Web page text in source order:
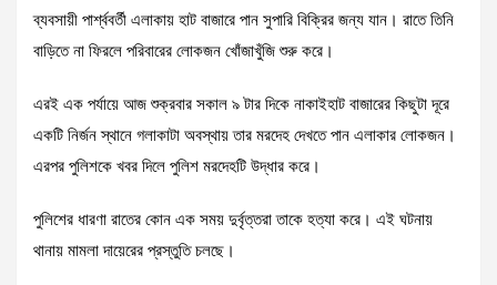
ব্যবসায়ী পার্শ্ববর্তী এলাকায় হাট বাজারে পান সুপারি বিক্রির জন্য যান। রাতে তিনি
বাড়িতে না ফিরলে পরিবারের লোকজন খোঁজাখুঁজি শুরু করে।
এরই এক পর্যায়ে আজ শুক্রবার সকাল ৯ টার দিকে নাকাইহাট বাজারের কিছুটা দূরে
একটি নির্জন স্থানে গলাকাটা অবস্থায় তার মরদেহ দেখতে পান এলাকার লোকজন।
এরপর পুলিশকে খবর দিলে পুলিশ মরদেহটি উদ্ধার করে।
পুলিশের ধারণা রাতের কোন এক সময় দুর্বৃত্তরা তাকে হত্যা করে। এই ঘটনায়
থানায় মামলা দায়েরের প্রস্তুতি চলছে।